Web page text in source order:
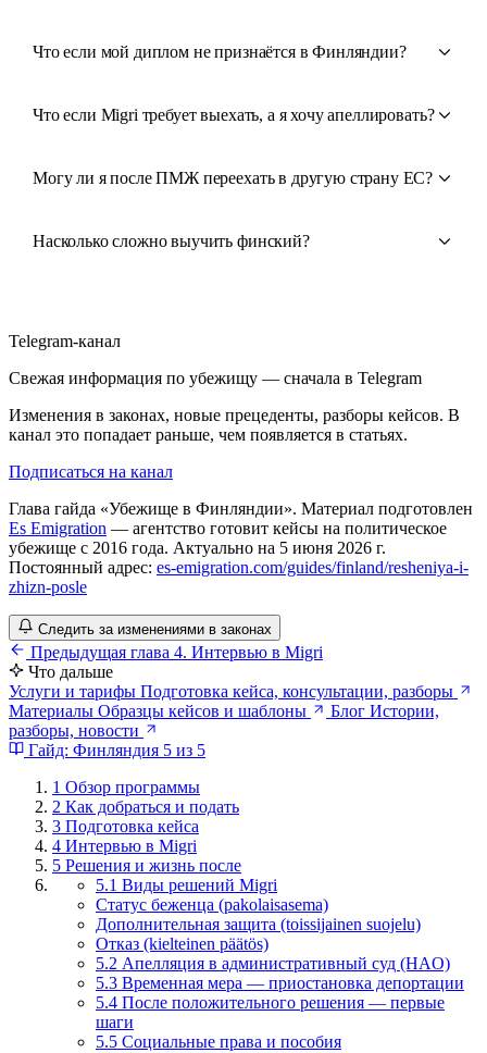
Что если мой диплом не признаётся в Финляндии?
Что если Migri требует выехать, а я хочу апеллировать?
Могу ли я после ПМЖ переехать в другую страну ЕС?
Насколько сложно выучить финский?
Telegram-канал
Свежая информация по убежищу — сначала в Telegram
Изменения в законах, новые прецеденты, разборы кейсов. В
канал это попадает раньше, чем появляется в статьях.
Подписаться на канал
Глава гайда «Убежище в Финляндии». Материал подготовлен
Es Emigration — агентство готовит кейсы на политическое
убежище с 2016 года. Актуально на 5 июня 2026 г.
Постоянный адрес: es-emigration.com/guides/finland/resheniya-i-
zhizn-posle
Следить за изменениями в законах
Предыдущая глава 4. Интервью в Migri
Что дальше
Услуги и тарифы Подготовка кейса, консультации, разборы
Материалы Образцы кейсов и шаблоны Блог Истории,
разборы, новости
Гайд: Финляндия 5 из 5
1 Обзор программы
2 Как добраться и подать
3 Подготовка кейса
4 Интервью в Migri
5 Решения и жизнь после
5.1 Виды решений Migri
Статус беженца (pakolaisasema)
Дополнительная защита (toissijainen suojelu)
Отказ (kielteinen päätös)
5.2 Апелляция в административный суд (HAO)
5.3 Временная мера — приостановка депортации
5.4 После положительного решения — первые
шаги
5.5 Социальные права и пособия